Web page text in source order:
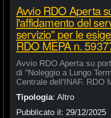
Avvio RDO Aperta
l'affidamento del
servizio" per le
RDO MEPA n.
Avvio RDO Aperta su
di "Noleggio a Lungo
Centrale dell'INAF. RDO
Tipologia: Altro
Pubblicato il: 29/12/2025